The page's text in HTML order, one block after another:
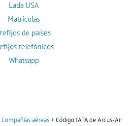
Lada USA
Matrículas
de países
telefónicos
Whatsapp
Compañías aéreas
Código IATA de Arcus-Air